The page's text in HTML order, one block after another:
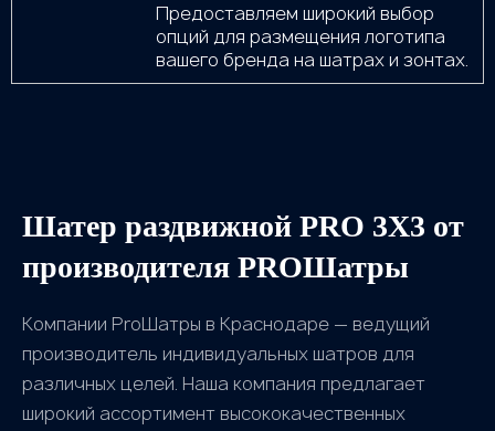
Предоставляем широкий выбор
опций для размещения логотипа
вашего бренда на шатрах и зонтах.
Шатер раздвижной PRO 3X3 от
производителя PROШатры
Компании ProШатры в Краснодаре — ведущий
производитель индивидуальных шатров для
различных целей. Наша компания предлагает
широкий ассортимент высококачественных